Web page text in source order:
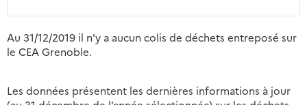
Au 31/12/2019 il n'y a aucun colis de déchets entreposé sur
le CEA Grenoble.
Les données présentent les dernières informations à jour